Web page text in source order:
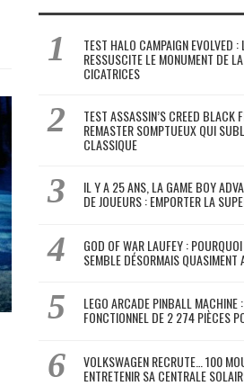
TEST HALO CAMPAIGN EVOLVED :
RESSUSCITE LE MONUMENT DE
CICATRICES
TEST ASSASSIN’S CREED BLACK
REMASTER SOMPTUEUX QUI
CLASSIQUE
IL Y A 25 ANS, LA GAME BOY
DE JOUEURS : EMPORTER LA
GOD OF WAR LAUFEY :
SEMBLE DÉSORMAIS QUASIMENT
LEGO ARCADE PINBALL MACHINE
FONCTIONNEL DE 2 274 PIÈCES
VOLKSWAGEN RECRUTE… 100
ENTRETENIR SA CENTRALE